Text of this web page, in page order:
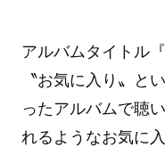
アルバムタイトル
〝お気に入り〟と
ったアルバムで聴
れるようなお気に